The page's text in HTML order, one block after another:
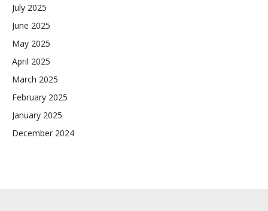
July 2025
June 2025
May 2025
April 2025
March 2025
February 2025
January 2025
December 2024